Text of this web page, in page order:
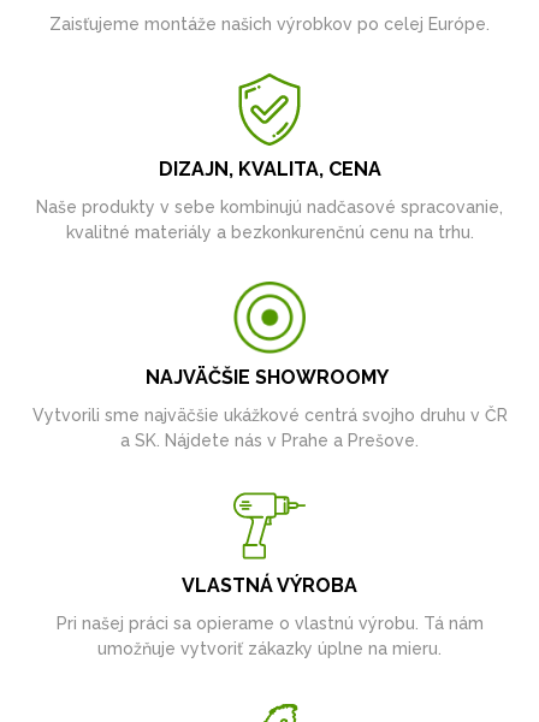
Zaisťujeme montáže našich výrobkov po celej Európe.
DIZAJN, KVALITA, CENA
Naše produkty v sebe kombinujú nadčasové spracovanie,
kvalitné materiály a bezkonkurenčnú cenu na trhu.
NAJVÄČŠIE SHOWROOMY
Vytvorili sme najväčšie ukážkové centrá svojho druhu v ČR
a SK. Nájdete nás v Prahe a Prešove.
VLASTNÁ VÝROBA
Pri našej práci sa opierame o vlastnú výrobu. Tá nám
umožňuje vytvoriť zákazky úplne na mieru.